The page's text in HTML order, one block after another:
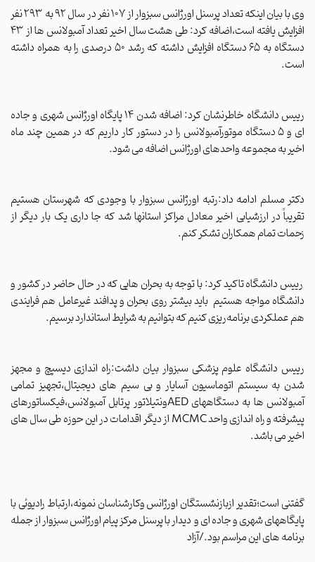
وی با بیان اینکه تعداد پرسنل اورژانس سبزوار از 107 نفر در سال 92 به 293 نفر
افزایش یافته است،اضافه کرد: طی هشت سال اخیر تعداد آمبولانس ها از 43
دستگاه به 65 دستگاه افزایش داشته که رشد 50 درصدی را به همراه داشته
است.
رییس دانشگاه خاطرنشان کرد: اضافه شدن 14 پایگاه اورژانس شهری و جاده
ای و 5 دستگاه موتورآمبولانس را در دستور کار داریم که در همین چند ماه
اخیر به مجموعه واحدهای اورژانس اضافه می شود.
دکتر مسلم ادامه داد:رتبه اورژانس سبزوار با وجودی که شهرستان هستیم
تقریباً در ارزشیابی اخیر معادل مراکز استانها شد که جا داری یک بار دیگر از
زحمات تمام همکاران تشکر کنم.
رییس دانشگاه تاکید کرد: با توجه به بحران هایی که در حال حاضر در کشور و
دانشگاه مواجه هستیم باید بیشتر روی بحران و پدافند غیرعامل هم فرایندی
هم عملکردی برنامه‌ریزی کنیم که بتوانیم به شرایط استاندارد برسیم.
رییس دانشگاه علوم پزشکی سبزوار بیان داشت:راه اندازی دیسپچ و مجهز
شدن به سیستم اتوماسیون آسایار و بی سیم های دیجیتال،تجهیز تمامی
آمبولانس ها به دستگاههای AEDونتیلاتور پرتابل آمبولانس،فیکساتورهای
پیشرفته و راه اندازی واحد MCMC از دیگر اقدامات در این حوزه طی سال های
اخیر می باشد.
گفتنی است؛تقدیر ازبازنشستگان اورژانس وکارشناسان نمونه،ارتباط رادیوئی با
پایگاههای شهری و جاده ای و دیدار با پرسنل مرکز پیام اورژانس سبزوار از جمله
برنامه های این مراسم بود./آزاد